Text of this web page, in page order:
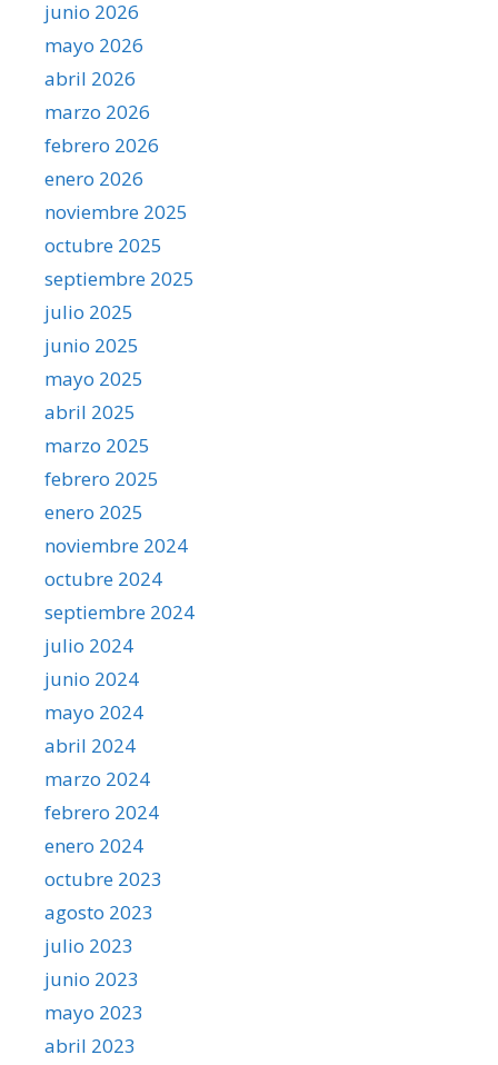
junio 2026
mayo 2026
abril 2026
marzo 2026
febrero 2026
enero 2026
noviembre 2025
octubre 2025
septiembre 2025
julio 2025
junio 2025
mayo 2025
abril 2025
marzo 2025
febrero 2025
enero 2025
noviembre 2024
octubre 2024
septiembre 2024
julio 2024
junio 2024
mayo 2024
abril 2024
marzo 2024
febrero 2024
enero 2024
octubre 2023
agosto 2023
julio 2023
junio 2023
mayo 2023
abril 2023